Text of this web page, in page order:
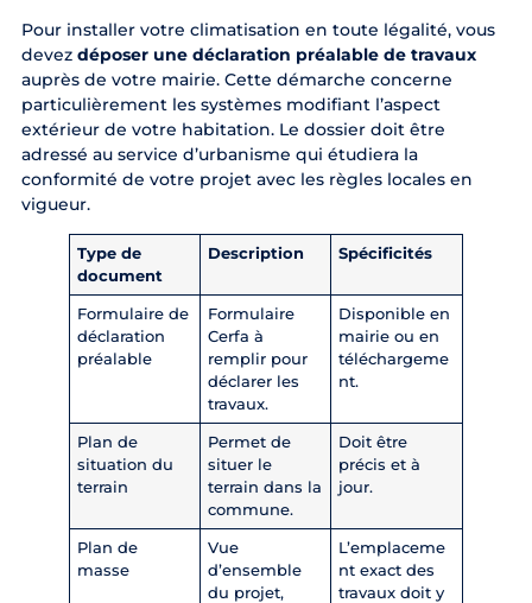
Pour installer votre climatisation en toute légalité, vous
devez déposer une déclaration préalable de travaux
auprès de votre mairie. Cette démarche concerne
particulièrement les systèmes modifiant l’aspect
extérieur de votre habitation. Le dossier doit être
adressé au service d’urbanisme qui étudiera la
conformité de votre projet avec les règles locales en
vigueur.
Type de
document
Description Spécificités
Formulaire de
déclaration
préalable
Formulaire
Cerfa à
remplir pour
déclarer les
travaux.
Disponible en
mairie ou en
téléchargeme
nt.
Plan de
situation du
terrain
Permet de
situer le
terrain dans la
commune.
Doit être
précis et à
jour.
Plan de
masse
Vue
d’ensemble
du projet,
L’emplaceme
nt exact des
travaux doit y